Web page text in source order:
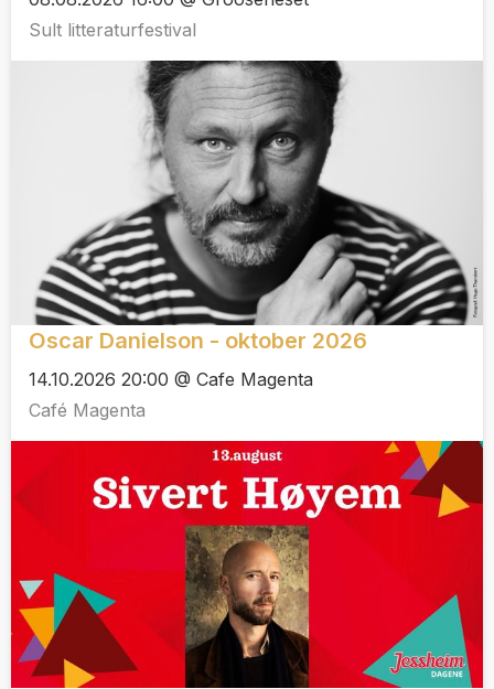
Sult litteraturfestival
Oscar Danielson - oktober 2026
14.10.2026 20:00 @ Cafe Magenta
Café Magenta